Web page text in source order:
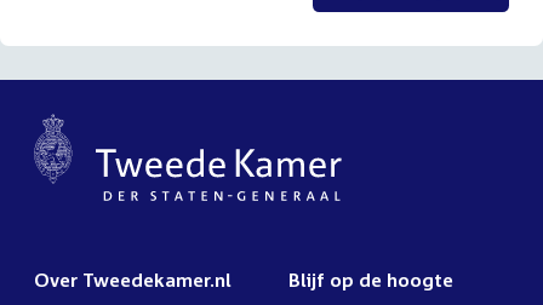
Over Tweedekamer.nl Blijf op de hoogte